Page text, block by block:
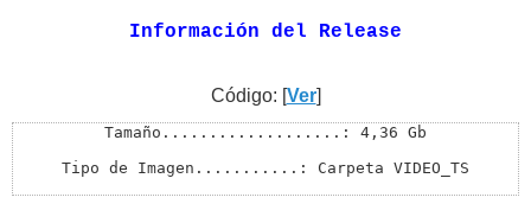
Información del Release
Código: [Ver]
Tamaño...................: 4,36 Gb
Tipo de Imagen...........: Carpeta VIDEO_TS